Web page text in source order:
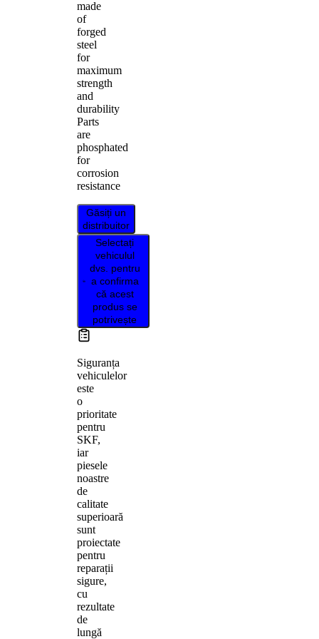
made
of
forged
steel
for
maximum
strength
and
durability
Parts
are
phosphated
for
corrosion
resistance
Găsiți un
distribuitor
Selectați
vehiculul
dvs. pentru
a confirma
că acest
produs se
potrivește
Siguranța
vehiculelor
este
o
prioritate
pentru
SKF,
iar
piesele
noastre
de
calitate
superioară
sunt
proiectate
pentru
reparații
sigure,
cu
rezultate
de
lungă